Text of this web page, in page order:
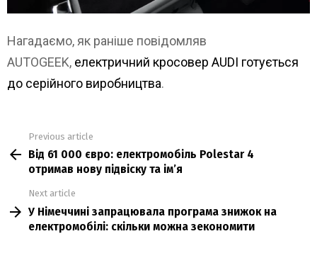
Нагадаємо, як раніше повідомляв
AUTOGEEK, електричний кросовер AUDI готується
до серійного виробництва.
more
Previous article
Від 61 000 євро: електромобіль Polestar 4
отримав нову підвіску та ім’я
Next article
У Німеччині запрацювала програма знижок на
електромобілі: скільки можна зекономити